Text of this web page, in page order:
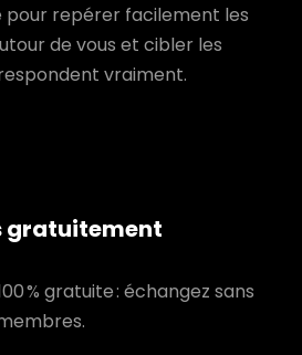
pour repérer facilement les
de vous et cibler les
vraiment.
gratuitement
% gratuite : échangez sans